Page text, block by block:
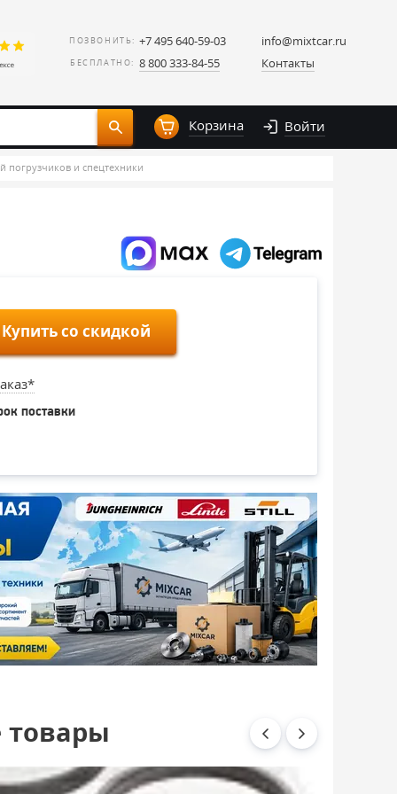
ПОЗВОНИТЬ: +7 495 640-59-03
БЕСПЛАТНО: 8 800 333-84-55
info@mixtcar.ru
Контакты
Корзина Войти
погрузчиков и спецтехники
Купить со скидкой
поставки